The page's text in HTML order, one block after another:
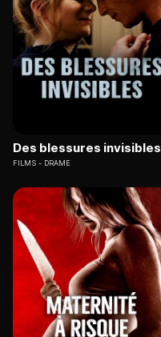
Des blessures invisibles
FILMS DRAME